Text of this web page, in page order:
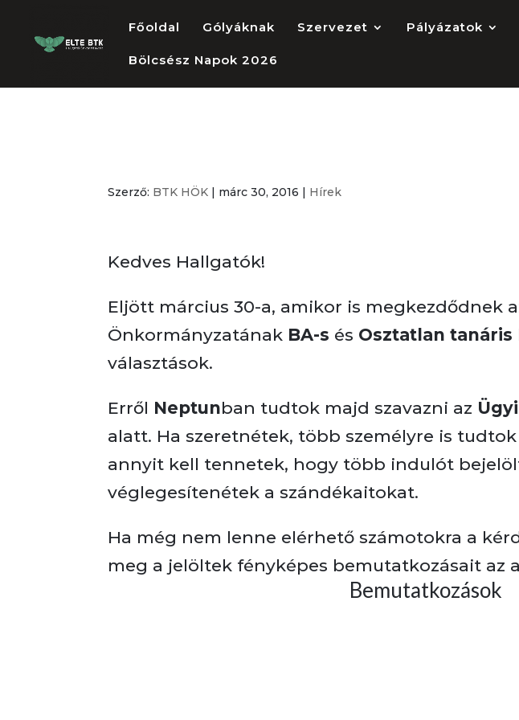
Főoldal Gólyáknak Szervezet Pályázatok
Bölcsész Napok 2026
Szerző: BTK HÖK | márc 30, 2016 | Hírek
Kedves Hallgatók!
Eljött március 30-a, amikor is megkezdődnek
Önkormányzatának BA-s és Osztatlan tanáris
választások.
Erről Neptunban tudtok majd szavazni az
alatt. Ha szeretnétek, több személyre is tudtok
annyit kell tennetek, hogy több indulót
véglegesítenétek a szándékaitokat.
Ha még nem lenne elérhető számotokra a
meg a jelöltek fényképes bemutatkozásait az
Bemutatkozások